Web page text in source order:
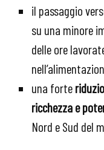
il passaggio
su una minore
delle ore
una forte
ricchezza e
Nord e Sud del